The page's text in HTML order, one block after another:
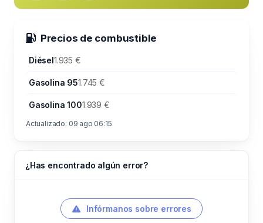
Precios de combustible
Diésel1.935 €
Gasolina 951.745 €
Gasolina 1001.939 €
Actualizado: 09 ago 06:15
¿Has encontrado algún error?
Infórmanos sobre errores